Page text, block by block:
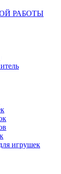
РАБОТЫ
игрушек